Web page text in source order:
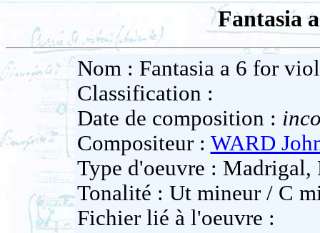
Fantasia
Nom : Fantasia a 6 for
Classification :
Date de composition :
Compositeur : WARD
Type d'oeuvre : Madrigal,
Tonalité : Ut mineur / C
Fichier lié à l'oeuvre :